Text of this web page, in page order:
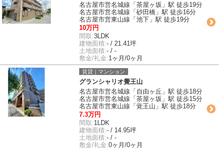
名古屋市営名城線「茶屋ヶ坂」駅 徒歩19分
名古屋市営名城線「砂田橋」駅 徒歩16分
名古屋市営東山線「池下」駅 徒歩19分
10万円
間取:3LDK
建物面積:- / 21.41坪
土地面積:- / -
敷金/礼金:1ヶ月/0ヶ月
賃貸｜マンション
グランシャリオ覺王山
名古屋市営名城線「自由ヶ丘」駅 徒歩18分
名古屋市営名城線「茶屋ヶ坂」駅 徒歩15分
名古屋市営東山線「覚王山」駅 徒歩18分
7.3万円
間取:1LDK
建物面積:- / 14.95坪
土地面積:- / -
敷金/礼金:0ヶ月/0ヶ月